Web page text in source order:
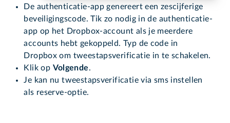
De authenticatie-app genereert een zescijferige
beveiligingscode. Tik zo nodig in de authenticatie-
app op het Dropbox-account als je meerdere
accounts hebt gekoppeld. Typ de code in
Dropbox om tweestapsverificatie in te schakelen.
Klik op Volgende.
Je kan nu tweestapsverificatie via sms instellen
als reserve-optie.